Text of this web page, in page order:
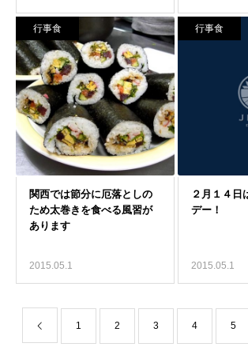
行事食
2015.05.1
行事食
2015.05.1
1 2 3 4 5